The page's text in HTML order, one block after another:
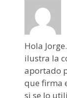
Hola
ilustra la
aportado
que firma
si se lo